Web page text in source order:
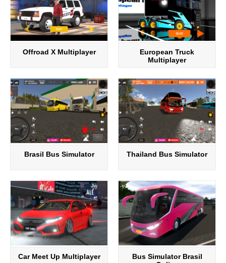
Offroad X Multiplayer
European Truck
Multiplayer
Brasil Bus Simulator Thailand Bus Simulator
Car Meet Up Multiplayer
Bus Simulator Brasil